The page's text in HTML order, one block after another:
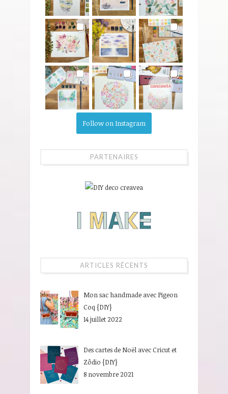
Follow on Instagram
PARTENAIRES
ARTICLES RÉCENTS
Mon sac handmade avec Pigeon
Coq {DIY}
14 juillet 2022
Des cartes de Noël avec Cricut et
Zôdio {DIY}
8 novembre 2021